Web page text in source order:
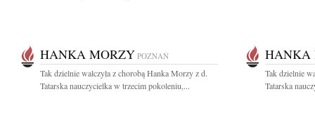
HANKA MORZY POZNAŃ
Tak dzielnie walczyła z chorobą Hanka Morzy z d.
Tatarska nauczycielka w trzecim pokoleniu,...
HANKA
Tak dzielnie
Tatarska